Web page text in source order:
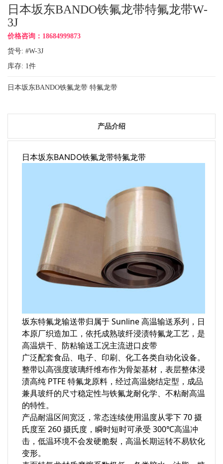
日本坂东BANDO铁氟龙带特氟龙带W-
3J
价格咨询：18684999873
货号: #W-3J
库存: 1件
日本坂东BANDO铁氟龙带 特氟龙带
产品介绍
日本坂东BANDO铁氟龙带特氟龙带
坂东特氟龙输送带归属于 Sunline 高温输送系列，日
本原厂织造加工，依托成熟玻纤浸渍特氟龙工艺，是
高温烘干、防粘输送工况主流进口皮带
广泛配套食品、电子、印刷、化工各类自动化设备。
整带以高强度玻璃纤维布作为骨架基材，表层整体浸
渍高纯 PTFE 特氟龙原料，经过高温烧结定型，成品
兼具玻纤的尺寸稳定性与铁氟龙耐化学、不粘耐高温
的特性。
产品耐温区间宽泛，常态连续使用温度从零下 70 摄
氏度至 260 摄氏度，瞬时短时可承受 300℃高温冲
击，低温环境不会发硬脆裂，高温长期运转不易软化
变形。